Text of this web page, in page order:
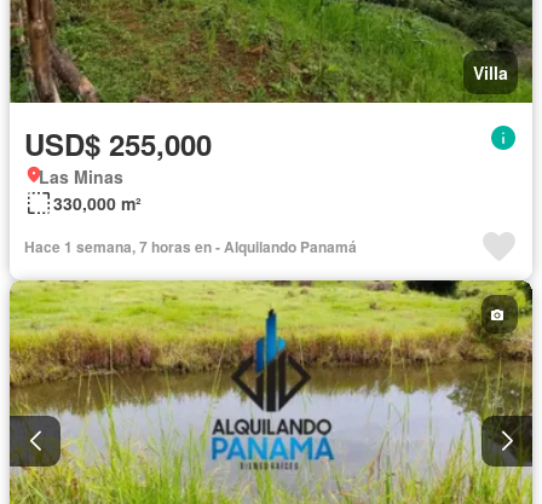
Villa
USD$ 255,000
Las Minas
330,000 m²
Hace 1 semana, 7 horas en - Alquilando Panamá